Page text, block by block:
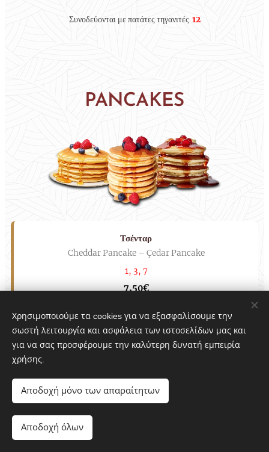
Συνοδεύονται με πατάτες τηγανιτές 12
PANCAKES
Τσένταρ
Cheddar Pancake – Çedar Pancake
1, 3, 7
7,50€
Φρέσκα Μανιτάρια
Fresh Mushroom Pancake – Taze Mantar Pancake
7,50€
Χρησιμοποιούμε τα cookies για να εξασφαλίσουμε την
σωστή λειτουργία και ασφάλεια των ιστοσελίδων μας και
για να σας προσφέρουμε την καλύτερη δυνατή εμπειρία
χρήσης.
Αποδοχή μόνο των απαραίτητων
Αποδοχή όλων